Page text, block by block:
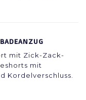
mit Zick-Zack-
mit
Kordelverschluss.